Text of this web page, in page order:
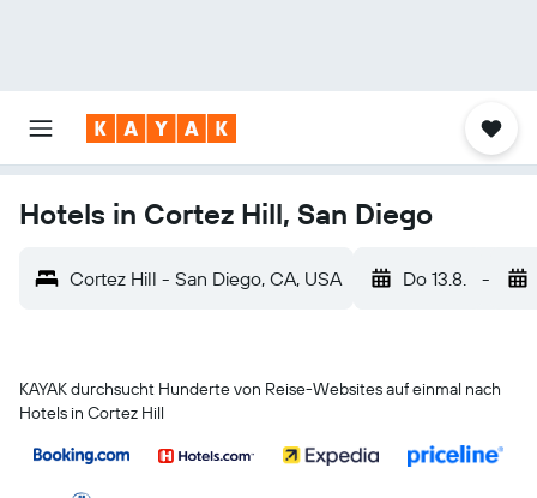
Hotels in Cortez Hill, San Diego
Cortez Hill - San Diego, CA, USA Do 13.8. -
KAYAK durchsucht Hunderte von Reise-Websites auf einmal nach
Hotels in Cortez Hill